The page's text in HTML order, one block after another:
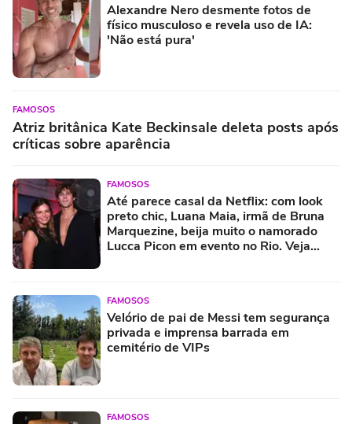
Alexandre Nero desmente fotos de
físico musculoso e revela uso de IA:
'Não está pura'
FAMOSOS
Atriz britânica Kate Beckinsale deleta posts após
críticas sobre aparência
FAMOSOS
Até parece casal da Netflix: com look
preto chic, Luana Maia, irmã de Bruna
Marquezine, beija muito o namorado
Lucca Picon em evento no Rio. Veja
FAMOSOS
Velório de pai de Messi tem segurança
privada e imprensa barrada em
cemitério de VIPs
FAMOSOS